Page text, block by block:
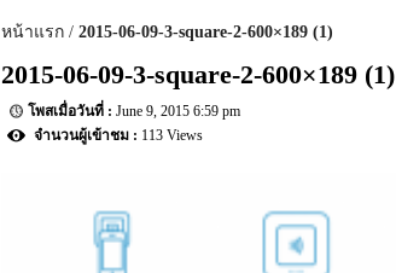
หน้าแรก 2015-06-09-3-square-2-600×189 (1)
2015-06-09-3-square-2-600×189 (1)
June 9, 2015 6:59 pm
113 Views